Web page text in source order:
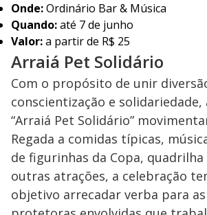
Onde:Ordinário Bar & Música
Quando:até 7 de junho
Valor:a partir de R$ 25
Arraiá Pet Solidário
Com o propósito de unir
conscientização e solidariedade,
“Arraiá Pet Solidário”
Regada a comidas típicas,
de figurinhas da Copa,
outras atrações, a celebração
objetivo arrecadar verba para as